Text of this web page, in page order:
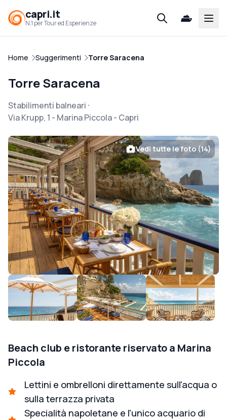
capri.it
N.1 per Tour ed Esperienze
Home Suggerimenti Torre Saracena
Torre Saracena
Stabilimenti balneari
Via Krupp, 1 - Marina Piccola- Capri
Vedi tutte le foto (14)
Beach club e ristorante riservato a Marina
Piccola
Lettini e ombrelloni direttamente sull'acqua o
sulla terrazza privata
Specialità napoletane e l'unico acquario di